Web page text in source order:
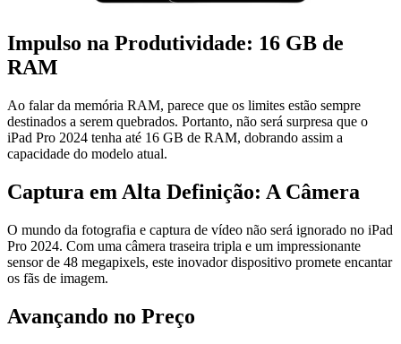
Impulso na Produtividade: 16 GB de
RAM
Ao falar da memória RAM, parece que os limites estão sempre
destinados a serem quebrados. Portanto, não será surpresa que o
iPad Pro 2024 tenha até 16 GB de RAM, dobrando assim a
capacidade do modelo atual.
Captura em Alta Definição: A Câmera
O mundo da fotografia e captura de vídeo não será ignorado no iPad
Pro 2024. Com uma câmera traseira tripla e um impressionante
sensor de 48 megapixels, este inovador dispositivo promete encantar
os fãs de imagem.
Avançando no Preço